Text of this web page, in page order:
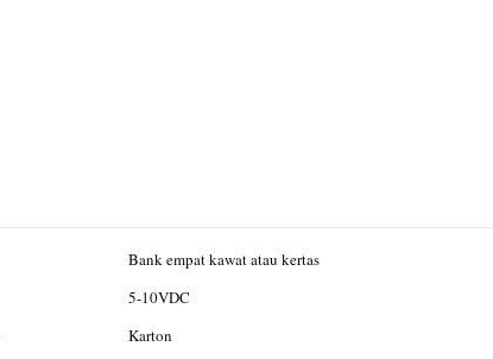
Bank empat kawat atau kertas
5-10VDC
Karton